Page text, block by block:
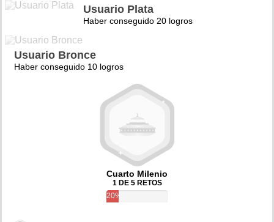
Usuario Plata
Haber conseguido 20 logros
Usuario Bronce
Haber conseguido 10 logros
Cuarto Milenio
1 DE 5 RETOS
20%